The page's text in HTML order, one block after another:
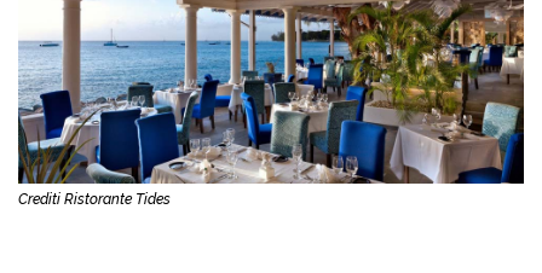
Crediti Ristorante Tides